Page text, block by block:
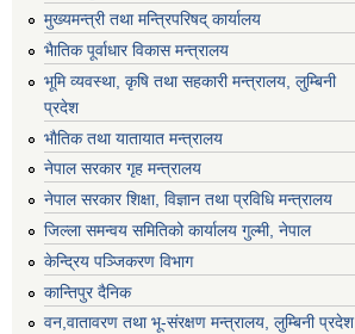
मुख्यमन्त्री तथा मन्त्रिपरिषद् कार्यालय
भैातिक पूर्वाधार विकास मन्त्रालय
भूमि व्यवस्था, कृषि तथा सहकारी मन्त्रालय, लु्म्बिनी
प्रदेश
भाैतिक तथा यातायात मन्त्रालय
नेपाल सरकार गृह मन्त्रालय
नेपाल सरकार शिक्षा, विज्ञान तथा प्रविधि मन्त्रालय
जिल्ला समन्वय समितिको कार्यालय गुल्मी, नेपाल
केन्द्रिय पञ्जिकरण विभाग
कान्तिपुर दैनिक
वन,वातावरण तथा भू-संरक्षण मन्त्रालय, लुम्बिनी प्रदेश